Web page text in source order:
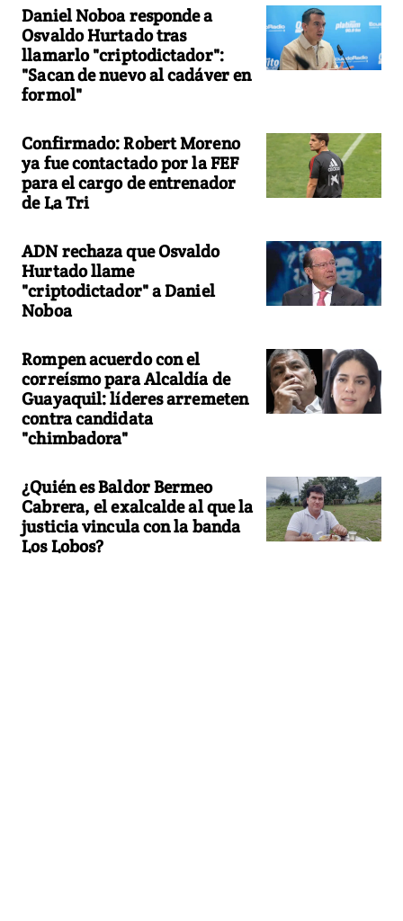
Daniel Noboa responde a
Osvaldo Hurtado tras
llamarlo "criptodictador":
"Sacan de nuevo al cadáver en
formol"
Confirmado: Robert Moreno
ya fue contactado por la FEF
para el cargo de entrenador
de La Tri
ADN rechaza que Osvaldo
Hurtado llame
"criptodictador" a Daniel
Noboa
Rompen acuerdo con el
correísmo para Alcaldía de
Guayaquil: líderes arremeten
contra candidata
"chimbadora"
¿Quién es Baldor Bermeo
Cabrera, el exalcalde al que la
justicia vincula con la banda
Los Lobos?